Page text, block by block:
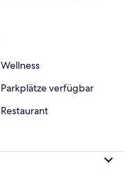
Wellness
Parkplätze verfügbar
Restaurant